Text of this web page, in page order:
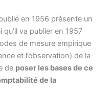
en 1956 présente un
va publier en 1957
de mesure empirique
et l’observation) de la
de poser les bases de ce
de la